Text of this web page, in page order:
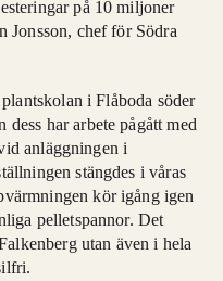
på 10 miljoner
Jonsson, chef för Södra
i Flåboda söder
har arbete pågått med
anläggningen i
stängdes i våras
kör igång igen
pelletspannor. Det
utan även i hela